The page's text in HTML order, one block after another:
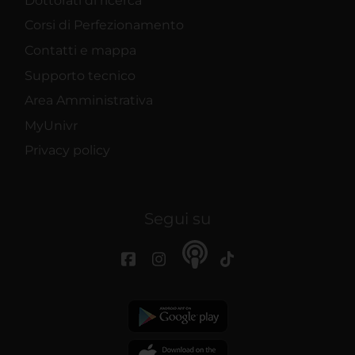
Corsi di Perfezionamento
Contatti e mappa
Supporto tecnico
Area Amministrativa
MyUnivr
Privacy policy
Segui su